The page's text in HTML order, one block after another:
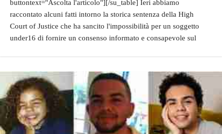
buttontext="Ascolta l'articolo"][/su_table] Ieri abbiamo
raccontato alcuni fatti intorno la storica sentenza della High
Court of Justice che ha sancito l'impossibilità per un soggetto
under16 di fornire un consenso informato e consapevole sul